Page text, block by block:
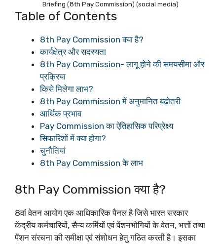
Briefing (8th Pay Commission) (social media)
Table of Contents
8th Pay Commission क्या है?
कार्यक्षेत्र और सदस्यता
8th Pay Commission- लागू होने की समयसीमा और
प्रक्रिया
किसे मिलेगा लाभ?
8th Pay Commission में अनुमानित बढ़ोतरी
आर्थिक प्रभाव
Pay Commission का ऐतिहासिक परिप्रेक्ष्य
सिफारिशों में क्या होगा?
चुनौतियां
8th Pay Commission के लाभ
8th Pay Commission क्या है?
8वां वेतन आयोग एक आधिकारिक पैनल है जिसे भारत सरकार
केंद्रीय कर्मचारियों, सैन्य कर्मियों एवं पेंशनभोगियों के वेतन, भत्तों तथा
पेंशन संरचना की समीक्षा एवं संशोधन हेतु गठित करती है। इसका